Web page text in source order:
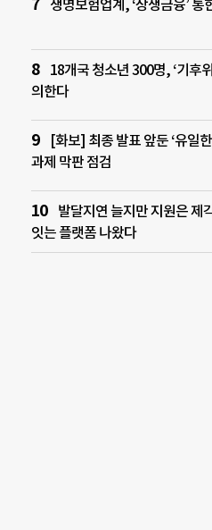
생명보험업계, ‘상생금융’ 통
18개국 청소년 300명, ‘기후
의한다
[화보] 최종 발표 앞둔 ‘유일
과제 막판 점검
발달지연 늘지만 지원은 제
잇는 플랫폼 나왔다